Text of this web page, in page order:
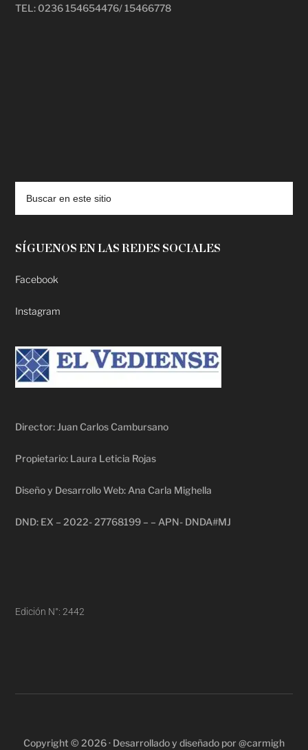
TEL: 0236 154654476/ 15466778
SÍGUENOS EN LAS REDES SOCIALES
Facebook
Instagram
Director: Juan Carlos Cambursano
Propietario: Laura Leticia Rojas
Diseño y Desarrollo Web: Ana Carla Mighella
DND: EX – 2022- 27768199 – – APN- DNDA#MJ
Edición N°: 2442
Copyright © 2026 · Desarrollado y diseñado por @carmigh